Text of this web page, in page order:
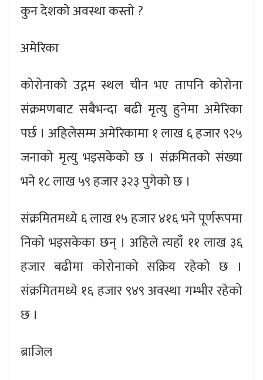
कुन देशकाे अवस्था कस्ताे ?
अमेरिका
कोरोनाको उद्गम स्थल चीन भए तापनि कोरोना
संक्रमणबाट सबैभन्दा बढी मृत्यु हुनेमा अमेरिका
पर्छ । अहिलेसम्म अमेरिकामा १ लाख ६ हजार ९२५
जनाको मृत्यु भइसकेको छ । संक्रमितकाे संख्या
भने १८ लाख ५९ हजार ३२३ पुगेकाे छ ।
संक्रमितमध्ये ६ लाख १५ हजार ४१६ भने पूर्णरूपमा
निको भइसकेका छन् । अहिले त्यहाँ ११ लाख ३६
हजार बढीमा कोरोनाको सक्रिय रहेको छ ।
संक्रमितमध्ये १६ हजार ९४९ अवस्था गम्भीर रहेको
छ ।
ब्राजिल